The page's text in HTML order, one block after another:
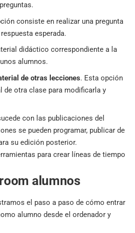
consiste en realizar una pregunta
esperada.
didáctico correspondiente a la
alumnos.
de otras lecciones. Esta opción
de otra clase para modificarla y
con las publicaciones del
se pueden programar, publicar de
su edición posterior.
para crear líneas de tiempo
alumnos
el paso a paso de cómo entrar
alumno desde el ordenador y